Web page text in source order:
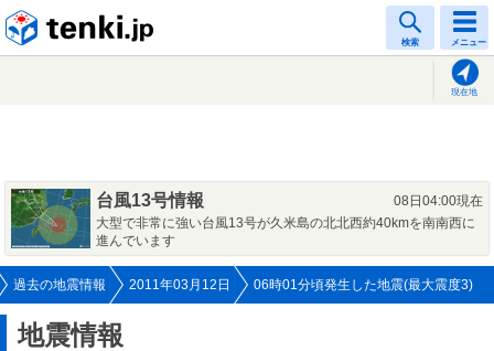
検索 メニュー
現在地
台風13号情報
08日04:00現在
大型で非常に強い台風13号が久米島の北北西約40kmを南南西に
進んでいます
過去の地震情報 2011年03月12日 06時01分頃発生した地震(最大震度3)
地震情報